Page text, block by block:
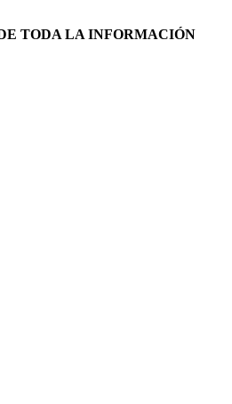
TODA LA INFORMACIÓN